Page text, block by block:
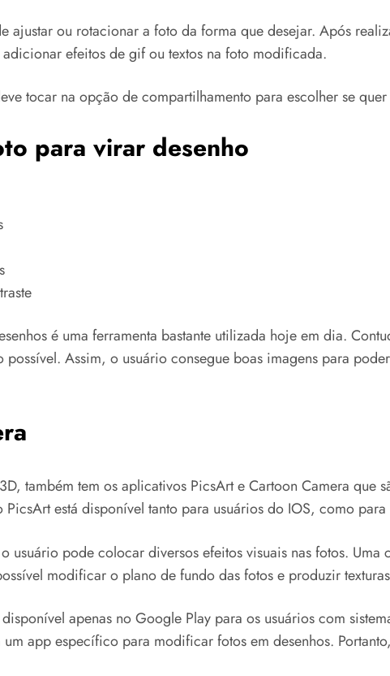
ajustar ou rotacionar a foto da forma que desejar. Após
efeitos de gif ou textos na foto modificada.
tocar na opção de compartilhamento para escolher se
para virar desenho
é uma ferramenta bastante utilizada hoje em dia.
Assim, o usuário consegue boas imagens para
também tem os aplicativos PicsArt e Cartoon Camera que
PicsArt está disponível tanto para usuários do IOS, como
usuário pode colocar diversos efeitos visuais nas fotos.
modificar o plano de fundo das fotos e produzir
apenas no Google Play para os usuários com
app específico para modificar fotos em desenhos.